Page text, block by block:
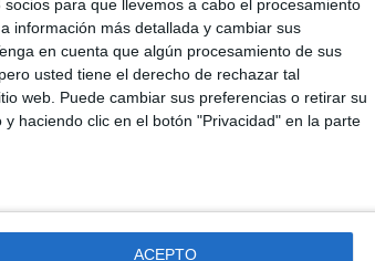
para que llevemos a cabo el procesamiento
información más detallada y cambiar sus
en cuenta que algún procesamiento de sus
usted tiene el derecho de rechazar tal
web. Puede cambiar sus preferencias o retirar su
haciendo clic en el botón "Privacidad" en la parte
ACEPTO
un personaje que
como este. Para